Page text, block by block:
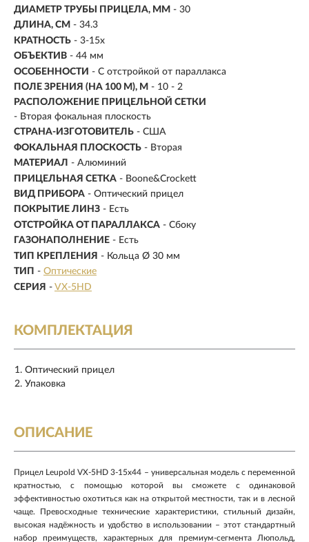
ДИАМЕТР ТРУБЫ ПРИЦЕЛА, ММ - 30
ДЛИНА, СМ - 34.3
КРАТНОСТЬ - 3-15х
ОБЪЕКТИВ - 44 мм
ОСОБЕННОСТИ - С отстройкой от параллакса
ПОЛЕ ЗРЕНИЯ (НА 100 М), М - 10 - 2
РАСПОЛОЖЕНИЕ ПРИЦЕЛЬНОЙ СЕТКИ
- Вторая фокальная плоскость
СТРАНА-ИЗГОТОВИТЕЛЬ - США
ФОКАЛЬНАЯ ПЛОСКОСТЬ - Вторая
МАТЕРИАЛ - Алюминий
ПРИЦЕЛЬНАЯ СЕТКА - Boone&Crockett
ВИД ПРИБОРА - Оптический прицел
ПОКРЫТИЕ ЛИНЗ - Есть
ОТСТРОЙКА ОТ ПАРАЛЛАКСА - Сбоку
ГАЗОНАПОЛНЕНИЕ - Есть
ТИП КРЕПЛЕНИЯ - Кольца Ø 30 мм
ТИП - Оптические
СЕРИЯ - VX-5HD
КОМПЛЕКТАЦИЯ
Оптический прицел
Упаковка
ОПИСАНИЕ
Прицел Leupold VX-5HD 3-15x44 – универсальная модель с переменной
кратностью, с помощью которой вы сможете с одинаковой
эффективностью охотиться как на открытой местности, так и в лесной
чаще. Превосходные технические характеристики, стильный дизайн,
высокая надёжность и удобство в использовании – этот стандартный
набор преимуществ, характерных для премиум-сегмента Люпольд,